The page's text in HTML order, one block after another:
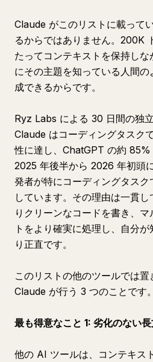
Claude がこのリストに載って
るからではありません。200K
たってコンテキストを保持し
にその主題を知っている人間
成できるからです。
Ryz Labs による 30 日間の独立
Claude はコーディングタスク
性に達し、ChatGPT の約 85%
2025 年後半から 2026 年初頭
発者が特にコーディングタス
しています。その理由は一貫
りクリーンなコードを書き、
トをより確実に処理し、自分
り正直です。
このリストの他のツールでは置
Claude が行う 3 つのことです。
最も得意なこと 1: 劣化のない
他の AI ツールは、コンテキス